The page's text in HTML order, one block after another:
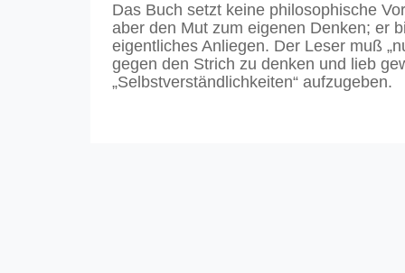
Das Buch setzt keine philosophische
aber den Mut zum eigenen Denken; er
eigentliches Anliegen. Der Leser muß
gegen den Strich zu denken und lieb
„Selbstverständlichkeiten“ aufzugeben.